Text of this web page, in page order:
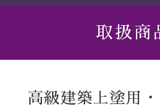
取扱商
高級建築上塗用